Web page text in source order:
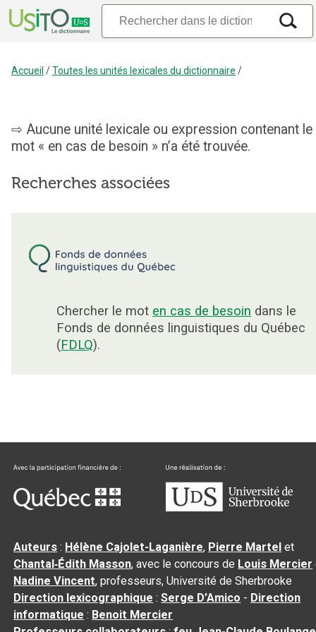
Accueil /Toutes les unités lexicales du dictionnaire /
Aucune unité lexicale ou expression contenant le
mot « en cas de besoin » n’a été trouvée.
Recherches associées
Chercher le mot en cas de besoin dans le
Fonds de données linguistiques du Québec
(FDLQ).
Auteurs : Hélène Cajolet-Laganière, Pierre Martel et
Chantal‑Édith Masson, avec le concours de Louis Mercier
Nadine Vincent, professeurs, Université de Sherbrooke
Direction lexicographique :Serge D’Amico - Direction
informatique : Benoit Mercier